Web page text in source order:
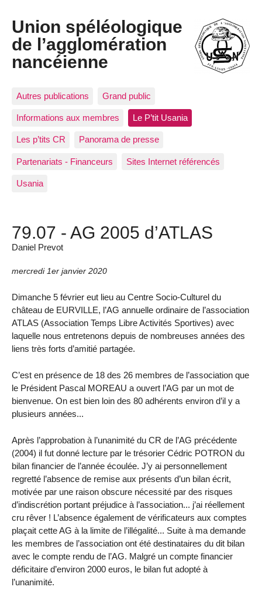
Union spéléologique
de l’agglomération
nancéienne
Autres publications Grand public
Informations aux membres Le P’tit Usania
Les p’tits CR Panorama de presse
Partenariats - Financeurs Sites Internet référencés
Usania
79.07 - AG 2005 d’ATLAS
Daniel Prevot
mercredi 1er janvier 2020
Dimanche 5 février eut lieu au Centre Socio-Culturel du
château de EURVILLE, l’AG annuelle ordinaire de l’association
ATLAS (Association Temps Libre Activités Sportives) avec
laquelle nous entretenons depuis de nombreuses années des
liens très forts d’amitié partagée.
C’est en présence de 18 des 26 membres de l’association que
le Président Pascal MOREAU a ouvert l’AG par un mot de
bienvenue. On est bien loin des 80 adhérents environ d’il y a
plusieurs années...
Après l’approbation à l’unanimité du CR de l’AG précédente
(2004) il fut donné lecture par le trésorier Cédric POTRON du
bilan financier de l’année écoulée. J’y ai personnellement
regretté l’absence de remise aux présents d’un bilan écrit,
motivée par une raison obscure nécessité par des risques
d’indiscrétion portant préjudice à l’association... j’ai réellement
cru rêver ! L’absence également de vérificateurs aux comptes
plaçait cette AG à la limite de l’illégalité... Suite à ma demande
les membres de l’association ont été destinataires du dit bilan
avec le compte rendu de l’AG. Malgré un compte financier
déficitaire d’environ 2000 euros, le bilan fut adopté à
l’unanimité.